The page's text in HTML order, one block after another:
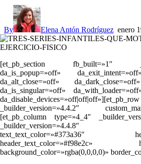
By Elena Antón Rodríguez enero
[et_pb_section fb_built=»1″
da_is_popup=»off»
da_alt_close=»off»
da_is_singular=»off»
da_disable_devices=»off|off|off»][et_pb_row
_builder_version=»4.4.2″
[et_pb_column type=»4_4″
_builder_version=»4.4.8″
text_text_color=»#373a36″
header_text_color=»#f98e2c»
background_color=»rgba(0,0,0,0)»